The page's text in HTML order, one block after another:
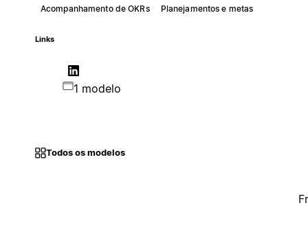
Acompanhamento de OKRs Planejamentos e metas
Links
1 modelo
Todos os modelos